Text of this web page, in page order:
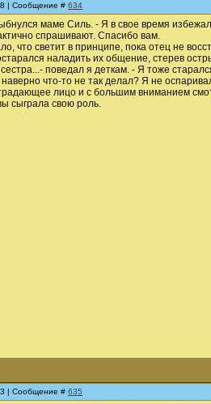
| Сообщение # 634
маме Силь. - Я в свое время
спрашивают. Спасибо вам.
что светит в принципе, пока отец не
наладить их общение, стерев
поведал я деткам. - Я тоже
что-то не так делал? Я не
лицо и с большим вниманием
сыграла свою роль.
| Сообщение # 635